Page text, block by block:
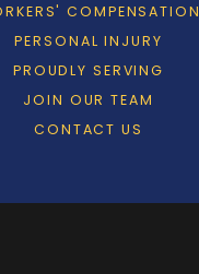
COMPENSATION
PERSONAL INJURY
PROUDLY SERVING
JOIN OUR TEAM
CONTACT US